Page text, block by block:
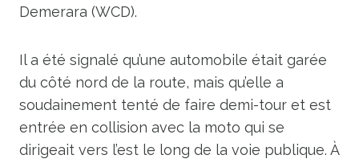
Demerara (WCD).
Il a été signalé qu’une automobile était garée
du côté nord de la route, mais qu’elle a
soudainement tenté de faire demi-tour et est
entrée en collision avec la moto qui se
dirigeait vers l’est le long de la voie publique. À